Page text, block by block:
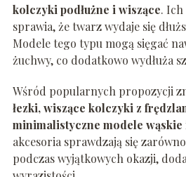
kolczyki podłużne i wiszące. Ich
sprawia, że twarz wydaje się
Modele tego typu mogą sięgać
żuchwy, co dodatkowo wydłuża
Wśród popularnych propozycji
łezki, wiszące kolczyki z
minimalistyczne modele wąskie
akcesoria sprawdzają się
podczas wyjątkowych okazji,